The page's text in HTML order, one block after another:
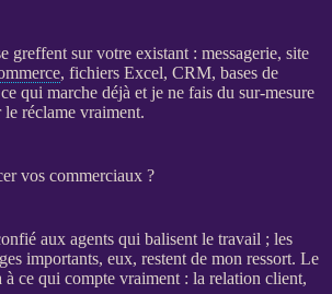
greffent sur votre existant : messagerie, site
, fichiers Excel, CRM, bases de
qui marche déjà et je ne fais du sur-mesure
réclame vraiment.
vos commerciaux ?
aux agentsqui balisent le travail ; les
importants, eux, restent de mon ressort. Le
à ce qui compte vraiment : la relation client,